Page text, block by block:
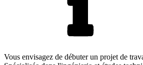
Vous envisagez de débuter un projet de